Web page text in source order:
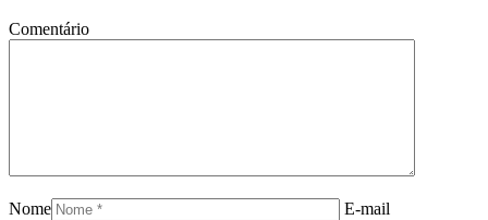
Comentário
Nome
E-mail